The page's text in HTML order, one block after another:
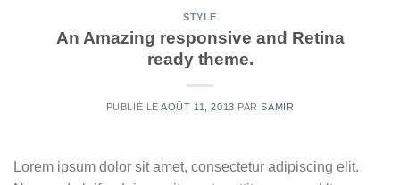
STYLE
An Amazing responsive and Retina
ready theme.
PUBLIÉ LEAOÛT 11, 2013 PARSAMIR
Lorem ipsum dolor sit amet, consectetur adipiscing elit.